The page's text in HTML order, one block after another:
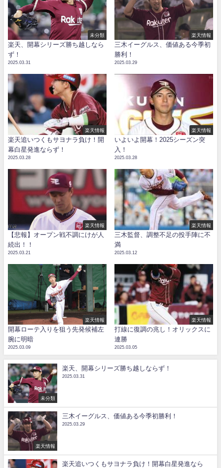
未分類
楽天、開幕シリーズ勝ち越しなら
ず！
2025.03.31
楽天情報
三木イーグルス、価値ある今季初
勝利！
2025.03.29
楽天情報
楽天追いつくもサヨナラ負け！開
幕白星発進ならず！
2025.03.28
楽天情報
いよいよ開幕！2025シーズン突
入！
2025.03.28
楽天情報
【悲報】オープン戦不調にけが人
続出！！
2025.03.21
楽天情報
三木監督、調整不足の投手陣に不
満
2025.03.12
楽天情報
開幕ローテ入りを狙う先発候補左
腕に明暗
2025.03.09
楽天情報
打線に復調の兆し！オリックスに
連勝
2025.03.05
未分類
楽天、開幕シリーズ勝ち越しならず！
2025.03.31
楽天情報
三木イーグルス、価値ある今季初勝利！
2025.03.29
楽天追いつくもサヨナラ負け！開幕白星発進なら